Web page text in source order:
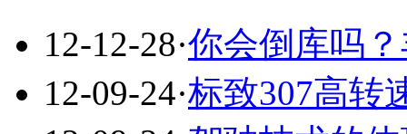
12-12-28·你会倒库吗
12-09-24·标致307高转